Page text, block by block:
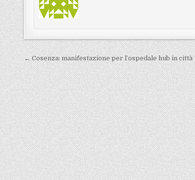
Navigazione articoli
← Cosenza: manifestazione per l’ospedale hub in città